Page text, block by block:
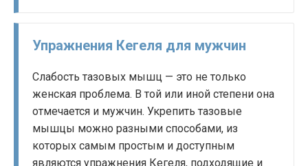
Упражнения Кегеля для мужчин
Слабость тазовых мышц — это не только
женская проблема. В той или иной степени она
отмечается и мужчин. Укрепить тазовые
мышцы можно разными способами, из
которых самым простым и доступным
являются упражнения Кегеля, подходящие и